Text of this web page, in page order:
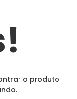
o produto